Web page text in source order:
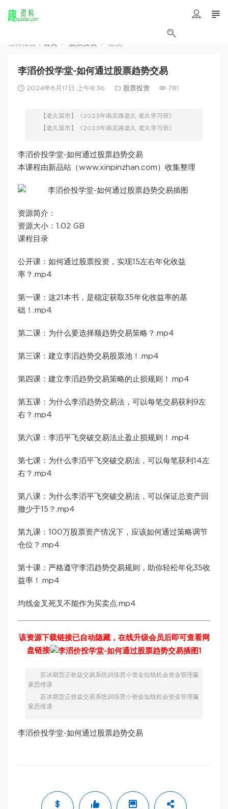
当前位置： 首页 股票投资 正文
李滔价投学堂-如何通过股票趋势交易
2024年6月17日 上午8:36 股票投资 781
【老久策市】《2023年南京路老久 老久学习班》
【老久策市】《2023年南京路老久 老久学习班》
李滔价投学堂-如何通过股票趋势交易
本课程由新品站（www.xinpinzhan.com）收集整理
资源简介：
资源大小：1.02 GB
课程目录
公开课：如何通过股票投资，实现15左右年化收益
率？.mp4
第一课：这21本书，是稳定获取35年化收益率的基
础！.mp4
第二课：为什么要选择顺趋势交易策略？.mp4
第三课：建立李滔趋势交易股票池！.mp4
第四课：建立李滔趋势交易策略的止损规则！.mp4
第五课：为什么李滔趋势交易法，可以每笔交易获利9左
右？.mp4
第六课：李滔平飞突破交易法止盈止损规则！.mp4
第七课：为什么李滔平飞突破交易法，可以每笔获利14左
右？.mp4
第八课：为什么李滔平飞突破交易法，可以保证总资产回
撤少于15？.mp4
第九课：100万股票资产情况下，应该如何通过策略调节
仓位？.mp4
第十课：严格遵守李滔趋势交易规则，助你轻松年化35收
益率！.mp4
均线金叉死叉不能作为买卖点.mp4
该资源下载链接已自动隐藏，在线升级会员后即可查看网
盘链接
苏冰期货正收益交易系统训练营小资金短线机会资金管理赢
家思维课
苏冰期货正收益交易系统训练营小资金短线机会资金管理赢
家思维课
李滔价投学堂-如何通过股票趋势交易